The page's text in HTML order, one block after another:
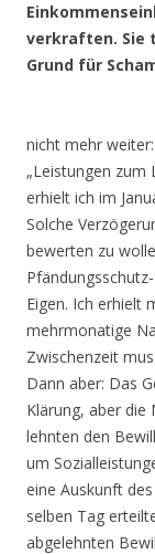
verkraften. Sie
Grund für
nicht mehr
„Leistungen zum
erhielt ich im
Solche
bewerten zu
Eigen. Ich erhielt
mehrmonatige
Zwischenzeit
Dann aber: Das
Klärung, aber die
lehnten den
um
eine Auskunft
selben Tag
abgelehnten